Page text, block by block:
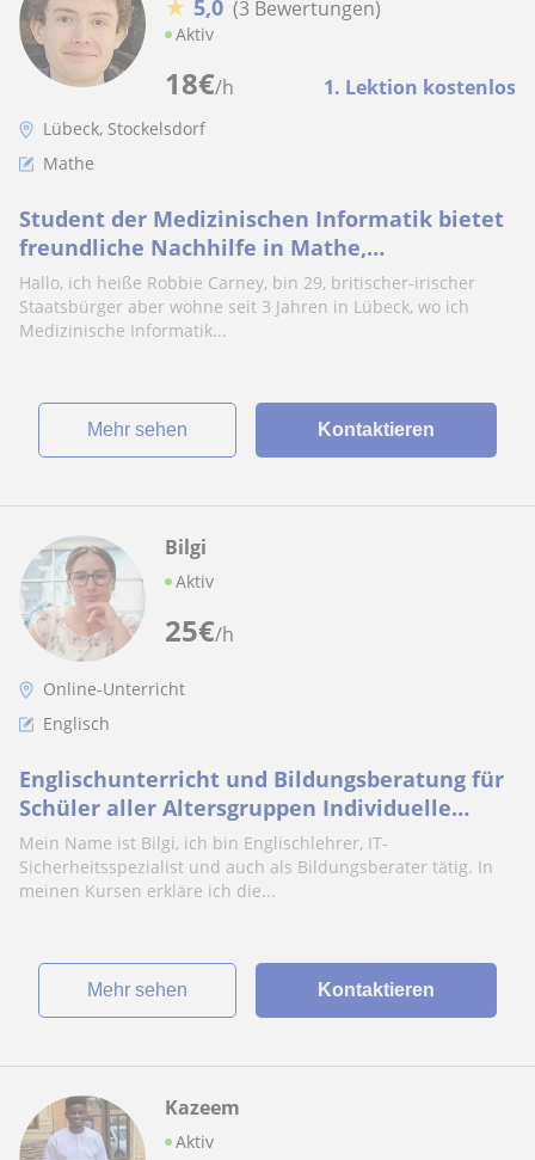
18€/h 1. Lektion kostenlos
5,0 (3 Bewertungen)
Aktiv
Lübeck, Stockelsdorf
Mathe
Student der Medizinischen Informatik bietet
freundliche Nachhilfe in Mathe,
Naturwissenschaften und Englisch an
Hallo, ich heiße Robbie Carney, bin 29, britischer-irischer
Staatsbürger aber wohne seit 3 Jahren in Lübeck, wo ich
Medizinische Informatik...
Mehr sehen Kontaktieren
25€/h
Bilgi
Aktiv
Online-Unterricht
Englisch
Englischunterricht und Bildungsberatung für
Schüler aller Altersgruppen Individuelle
Lernstrategien und Englischkurse mit persönl
Mein Name ist Bilgi, ich bin Englischlehrer, IT-
Sicherheitsspezialist und auch als Bildungsberater tätig. In
meinen Kursen erkläre ich die...
Mehr sehen Kontaktieren
Kazeem
Aktiv